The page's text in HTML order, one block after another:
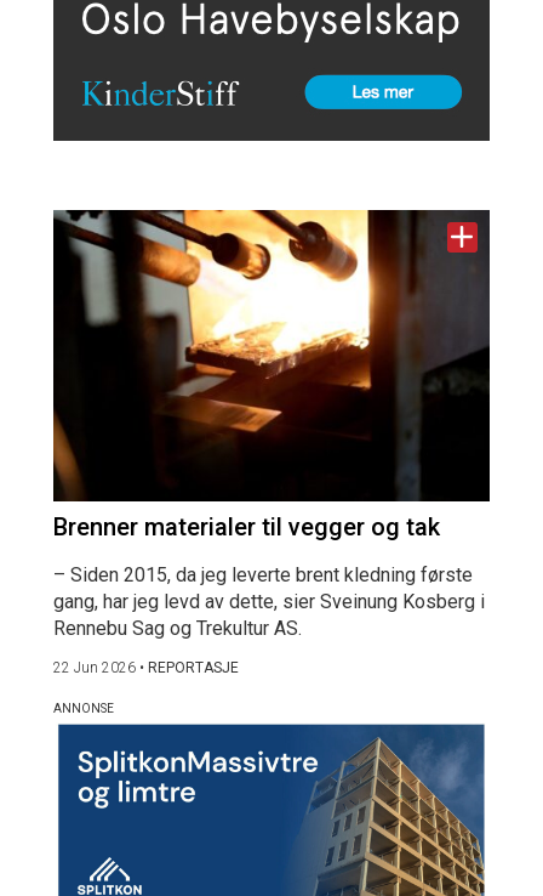
Brenner materialer til vegger og tak
– Siden 2015, da jeg leverte brent kledning første
gang, har jeg levd av dette, sier Sveinung Kosberg i
Rennebu Sag og Trekultur AS.
22 Jun 2026 • REPORTASJE